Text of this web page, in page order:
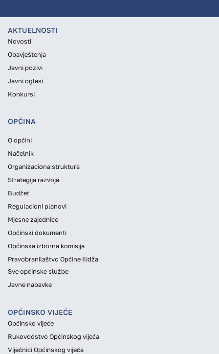
AKTUELNOSTI
Novosti
Obavještenja
Javni pozivi
Javni oglasi
Konkursi
OPĆINA
O općini
Načelnik
Organizaciona struktura
Strategija razvoja
Budžet
Regulacioni planovi
Mjesne zajednice
Općinski dokumenti
Općinska izborna komisija
Pravobranilaštvo Općine Ilidža
Sve općinske službe
Javne nabavke
OPĆINSKO VIJEĆE
Općinsko vijeće
Rukovodstvo Općinskog vijeća
Vijećnici Općinskog vijeća